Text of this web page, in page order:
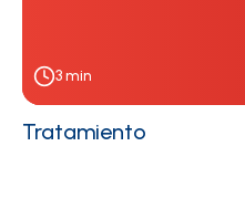
3min
Tratamiento